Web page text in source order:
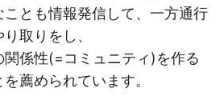
とも情報発信して、一方通行
取りをし、
関係性(=コミュニティ)を作る
薦められています。